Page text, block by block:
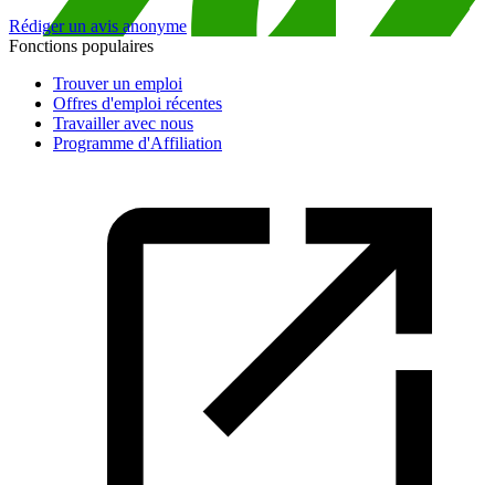
Rédiger un avis anonyme
Fonctions populaires
Trouver un emploi
Offres d'emploi récentes
Travailler avec nous
Programme d'Affiliation